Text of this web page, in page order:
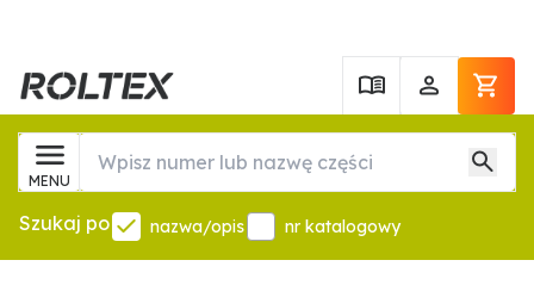
MENU
Szukaj po nazwa/opis nr katalogowy